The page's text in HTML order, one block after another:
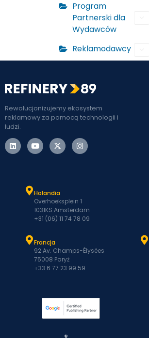
Program
Partnerski dla
Wydawców
Reklamodawcy
Rewolucjonizujemy ekosystem
reklamowy za pomocą technologii i
ludzi.
Holandia
Overhoeksplein 1
1031KS Amsterdam
+31 (06) 11 74 78 09
Francja
92 Av. Champs-Élysées
75008 Paryż
+33 6 77 23 99 59